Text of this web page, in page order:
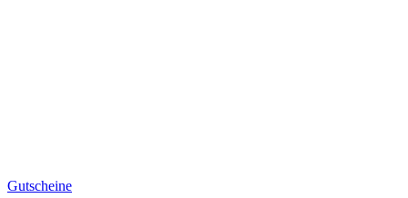
Gutscheine